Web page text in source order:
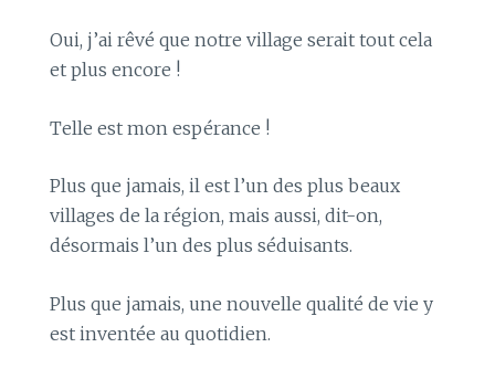
Oui, j’ai rêvé que notre village serait tout cela
et plus encore !
Telle est mon espérance !
Plus que jamais, il est l’un des plus beaux
villages de la région, mais aussi, dit-on,
désormais l’un des plus séduisants.
Plus que jamais, une nouvelle qualité de vie y
est inventée au quotidien.